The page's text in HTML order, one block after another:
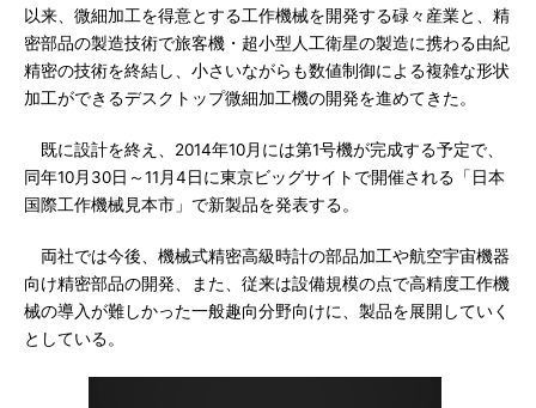
以来、微細加工を得意とする工作機械を開発する碌々産業と、精
密部品の製造技術で旅客機・超小型人工衛星の製造に携わる由紀
精密の技術を終結し、小さいながらも数値制御による複雑な形状
加工ができるデスクトップ微細加工機の開発を進めてきた。
既に設計を終え、2014年10月には第1号機が完成する予定で、
同年10月30日～11月4日に東京ビッグサイトで開催される「日本
国際工作機械見本市」で新製品を発表する。
両社では今後、機械式精密高級時計の部品加工や航空宇宙機器
向け精密部品の開発、また、従来は設備規模の点で高精度工作機
械の導入が難しかった一般趣向分野向けに、製品を展開していく
としている。